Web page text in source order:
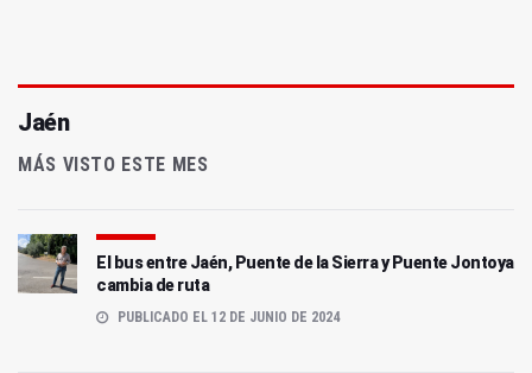
Jaén
MÁS VISTO ESTE MES
El bus entre Jaén, Puente de la Sierra y Puente Jontoya
cambia de ruta
PUBLICADO EL 12 DE JUNIO DE 2024